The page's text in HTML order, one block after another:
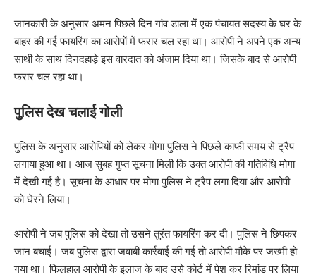
जानकारी के अनुसार अमन पिछले दिन गांव डाला में एक पंचायत सदस्य के घर के
बाहर की गई फायरिंग का आरोपों में फरार चल रहा था। आरोपी ने अपने एक अन्य
साथी के साथ दिनदहाड़े इस वारदात को अंजाम दिया था। जिसके बाद से आरोपी
फरार चल रहा था।
पुलिस देख चलाई गोली
पुलिस के अनुसार आरोपियों को लेकर मोगा पुलिस ने पिछले काफी समय से ट्रैप
लगाया हुआ था। आज सुबह गुप्त सूचना मिली कि उक्त आरोपी की गतिविधि मोगा
में देखी गई है। सूचना के आधार पर मोगा पुलिस ने ट्रैप लगा दिया और आरोपी
को घेरने लिया।
आरोपी ने जब पुलिस को देखा तो उसने तुरंत फायरिंग कर दी। पुलिस ने छिपकर
जान बचाई। जब पुलिस द्वारा जवाबी कार्रवाई की गई तो आरोपी मौके पर जख्मी हो
गया था। फिलहाल आरोपी के इलाज के बाद उसे कोर्ट में पेश कर रिमांड पर लिया